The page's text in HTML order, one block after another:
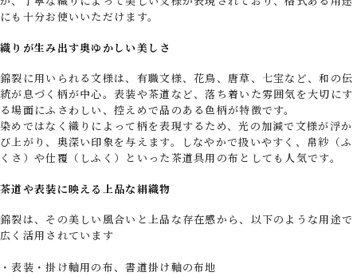
にも十分お使いいただけます。
織りが生み出す奥ゆかしい美しさ
錦裂に用いられる文様は、有職文様、花鳥、唐草、七宝など、和の伝
統が息づく柄が中心。表装や茶道など、落ち着いた雰囲気を大切にす
る場面にふさわしい、控えめで品のある色柄が特徴です。
染めではなく織りによって柄を表現するため、光の加減で文様が浮か
び上がり、奥深い印象を与えます。しなやかで扱いやすく、帛紗（ふ
くさ）や仕覆（しふく）といった茶道具用の布としても人気です。
茶道や表装に映える上品な絹織物
錦裂は、その美しい風合いと上品な存在感から、以下のような用途で
広く活用されています
・表装・掛け軸用の布、書道掛け軸の布地